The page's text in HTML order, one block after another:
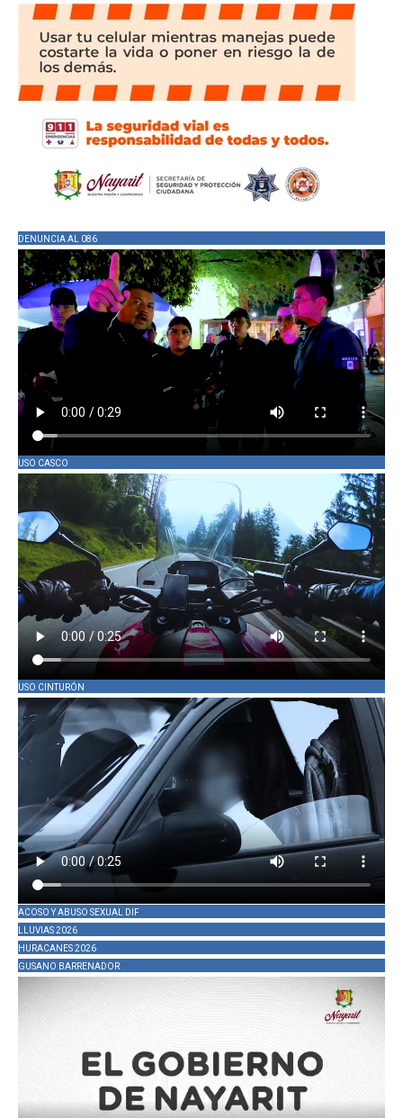
DENUNCIA AL 086
USO CASCO
USO CINTURÓN
ACOSO Y ABUSO SEXUAL DIF
LLUVIAS 2026
HURACANES 2026
GUSANO BARRENADOR